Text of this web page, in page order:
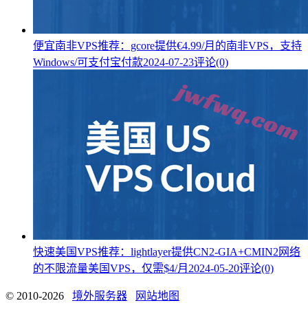
便宜南非VPS推荐：gcore提供€4.99/月的南非VPS，支持
Windows/可支付宝付款2024-07-23评论(0)
快速美国VPS推荐：lightlayer提供CN2-GIA+CMIN2网络
的不限流量美国VPS，仅需$4/月 2024-05-20评论(0)
© 2010-2026 境外服务器 网站地图